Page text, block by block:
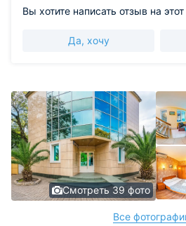
Вы хотите написать отзыв на
Да, хочу
Смотреть 39 фото
Все